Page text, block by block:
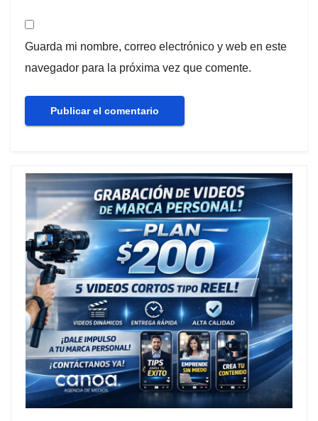
Guarda mi nombre, correo electrónico y web en este
navegador para la próxima vez que comente.